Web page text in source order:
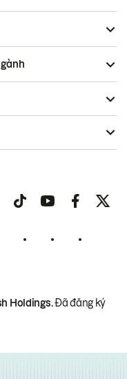
Holdings.Đã đăng ký